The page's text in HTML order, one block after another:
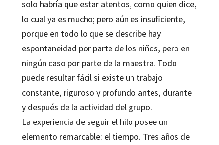
solo habría que estar atentos, como quien dice,
lo cual ya es mucho; pero aún es insuficiente,
porque en todo lo que se describe hay
espontaneidad por parte de los niños, pero en
ningún caso por parte de la maestra. Todo
puede resultar fácil si existe un trabajo
constante, riguroso y profundo antes, durante
y después de la actividad del grupo.
La experiencia de seguir el hilo posee un
elemento remarcable: el tiempo. Tres años de